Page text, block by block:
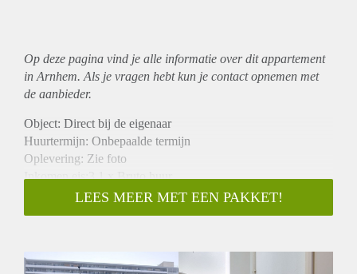
Op deze pagina vind je alle informatie over ditappartement
in Arnhem. Als je vragen hebt kun je contact opnemen met
de aanbieder.
Object: Direct bij de eigenaar
Huurtermijn: Onbepaalde termijn
Oplevering: Zie foto
Inkomen eis:3,1 x Bruto huur
Garantiestelling mogelijk: Ja
Borg: 1 Maand
Huisdieren toegestaan: Afhankelijk van de Eigenaar
LEES MEER MET EEN PAKKET!